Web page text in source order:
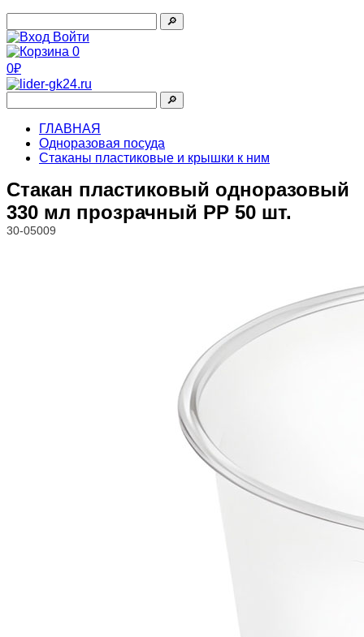
🔎︎
Войти
0
0₽
🔎︎
ГЛАВНАЯ
Одноразовая посуда
Стаканы пластиковые и крышки к ним
Стакан пластиковый одноразовый
330 мл прозрачный PP 50 шт.
30-05009